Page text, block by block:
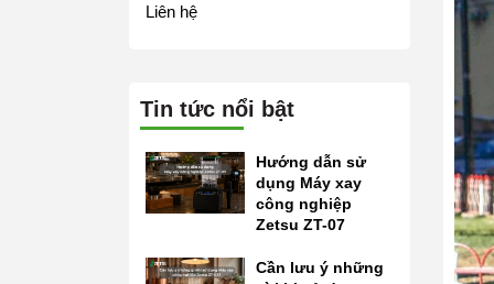
Liên hệ
Tin tức nổi bật
Hướng dẫn sử
dụng Máy xay
công nghiệp
Zetsu ZT-07
Cần lưu ý những